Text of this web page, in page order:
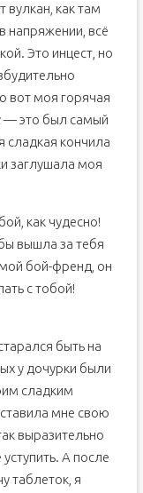
вулкан, как там
напряжении, всё
Это инцест, но
вот моя горячая
— это был самый
сладкая кончила
заглушала моя
как чудесно!
вышла за тебя
бой-френд, он
с тобой!
быть на
у дочурки были
сладким
мне свою
выразительно
А после
таблеток, я